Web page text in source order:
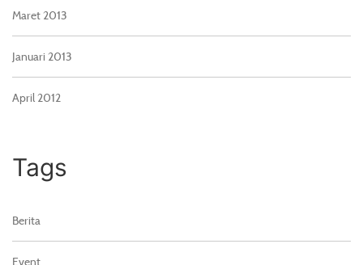
Maret 2013
Januari 2013
April 2012
Tags
Berita
Event